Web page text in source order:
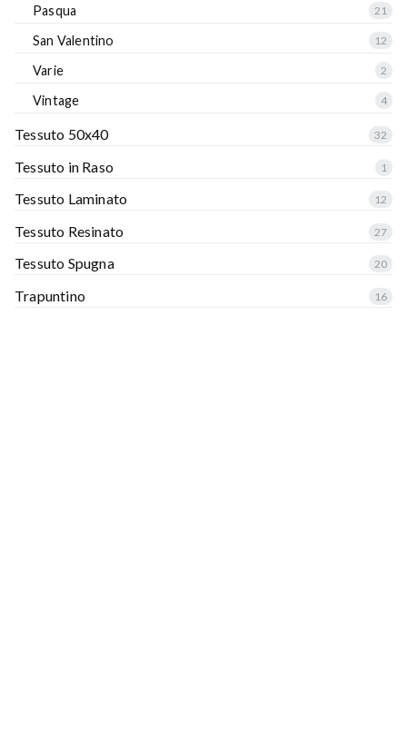
Pasqua 21
San Valentino 12
Varie 2
Vintage 4
Tessuto 50x40 32
Tessuto in Raso 1
Tessuto Laminato 12
Tessuto Resinato 27
Tessuto Spugna 20
Trapuntino 16